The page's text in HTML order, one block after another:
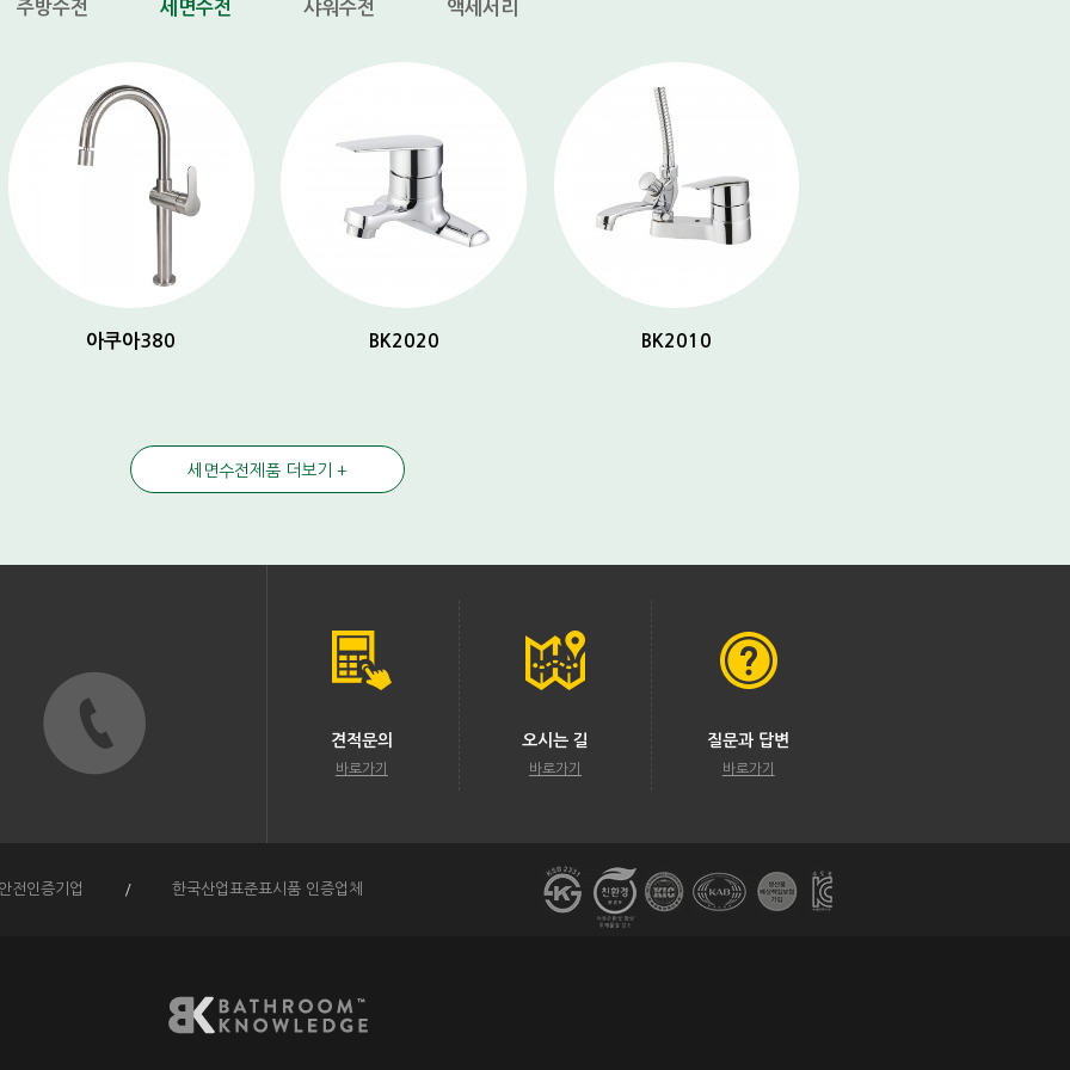
주방수전 세면수전 샤워수전 액세서리
아쿠아380 BK2020 BK2010
세면수전제품 더보기 +
견적문의
바로가기
오시는 길
바로가기
질문과 답변
바로가기
전인증기업 / 한국산업표준표시품 인증업체